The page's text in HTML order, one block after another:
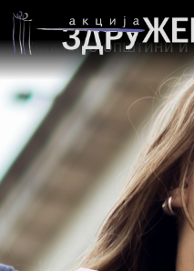
за еднакви
скопските општини и